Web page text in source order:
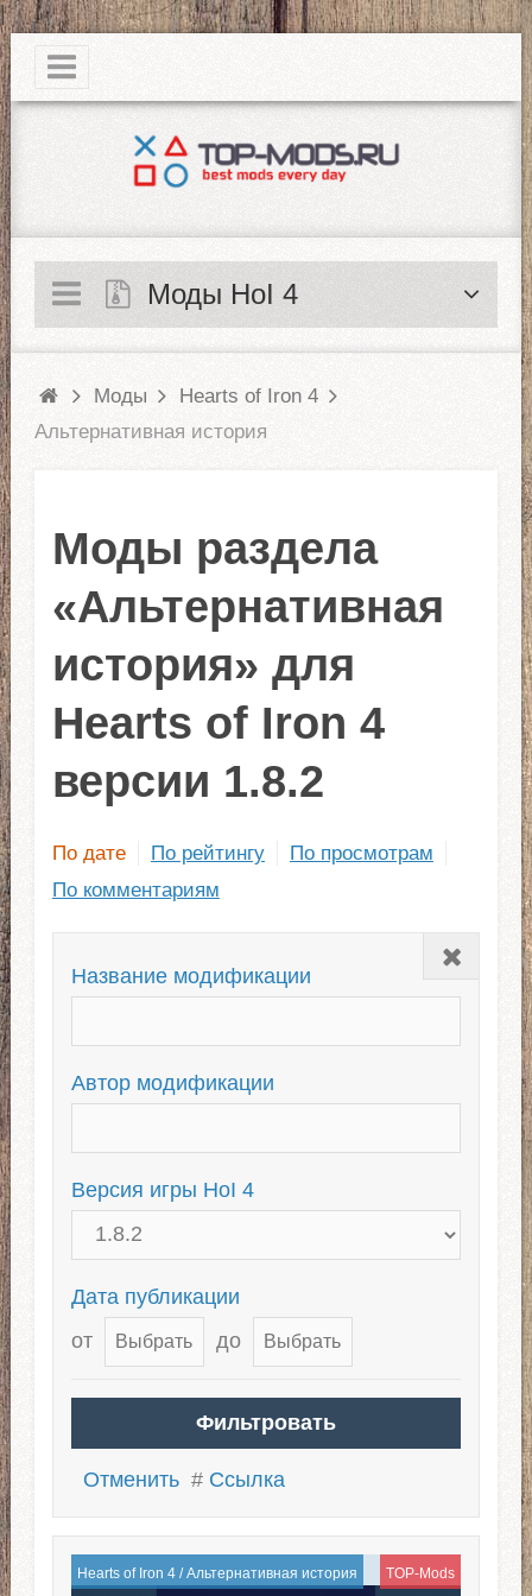
|
Моды HoI 4
Моды
Hearts of Iron 4
Альтернативная история
Моды раздела
«Альтернативная
история» для
Hearts of Iron 4
версии 1.8.2
По дате По рейтингу
По просмотрам
По комментариям
Закрыть
Название модификации
Автор модификации
Версия игры HoI 4
Дата публикации
от
до
Отменить # Ссылка
Hearts of Iron 4/Альтернативная история TOP-Mods